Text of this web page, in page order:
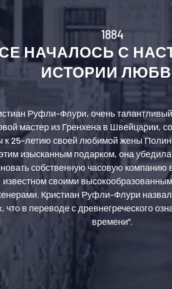
1884
НАЧАЛОСЬ С
ИСТОРИИ
Руфли-Флури, очень
мастер из Гренхена в Швейцарии,
к 25-летию своей любимой жены
изысканным подарком, она
собственную часовую компанию
известном своими
Кристиан Руфли-Флури
что в переводе с древнегреческого
времени”.